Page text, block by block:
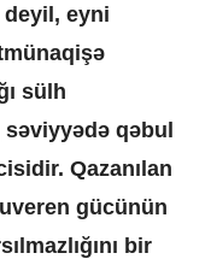
eyni
sülh
səviyyədə qəbul
Qazanılan
gücünün
bir